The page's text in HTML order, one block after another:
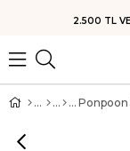
2.500 TL
Ponpoon